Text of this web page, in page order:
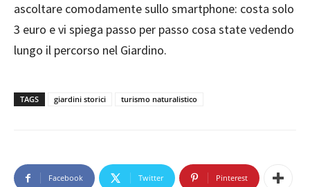
ascoltare comodamente sullo smartphone: costa solo
3 euro e vi spiega passo per passo cosa state vedendo
lungo il percorso nel Giardino.
TAGS giardini storici turismo naturalistico
Facebook Twitter Pinterest